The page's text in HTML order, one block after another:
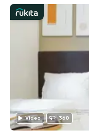
Video 360